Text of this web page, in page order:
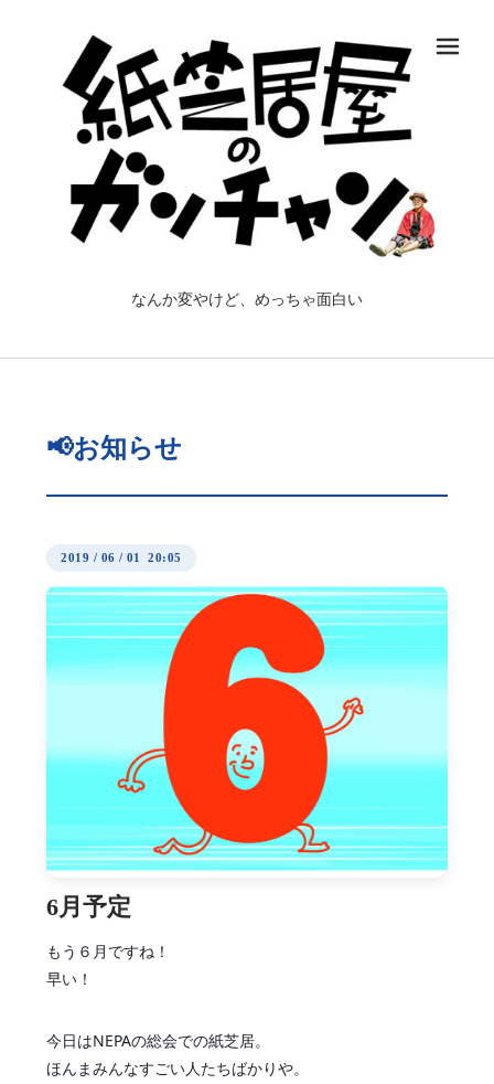
なんか変やけど、めっちゃ面白い
📢お知らせ
2019 / 06 / 01 20:05
6月予定
もう６月ですね！
早い！
今日はNEPAの総会での紙芝居。
ほんまみんなすごい人たちばかりや。